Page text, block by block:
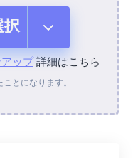
択
ップ詳細はこちら
とになります。